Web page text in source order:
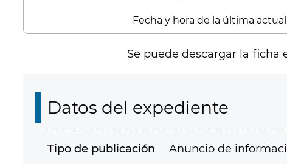
Fecha y hora de la última
Se puede descargar la ficha
Datos del expediente
Tipo de publicación Anuncio de